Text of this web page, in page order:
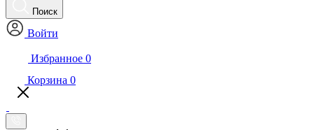
Поиск
Войти
Избранное 0
Корзина 0